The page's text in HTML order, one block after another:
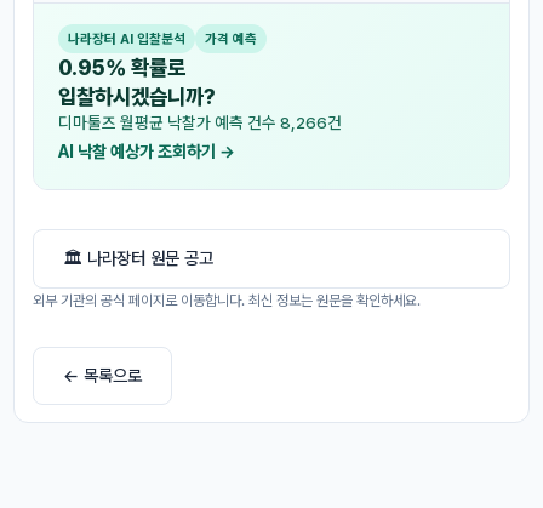
나라장터 AI 입찰분석 가격 예측
0.95% 확률로
입찰하시겠습니까?
디마툴즈 월평균 낙찰가 예측 건수 8,266건
AI 낙찰 예상가 조회하기 →
🏛 나라장터 원문 공고
외부 기관의 공식 페이지로 이동합니다. 최신 정보는 원문을 확인하세요.
← 목록으로